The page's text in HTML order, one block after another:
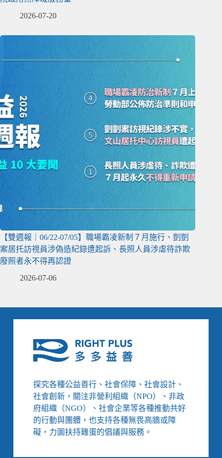
2026-07-20
【雙週報｜06/22-07/05】職場霸凌新制７月施行、剴剴
案居托訪視員涉偽造紀錄遭起訴、長照人員涉虐待詐欺
廢照者永不得再認證
2026-07-06
探究各種公益善行、社會保障、社會設計、
社會創新，關注非營利組織（NPO）、非政
府組織（NGO）、社會企業等各種推動共好
的行動與團體，也支持各種無畏高牆或障
礙，力圖扶持雞蛋的倡議與服務。